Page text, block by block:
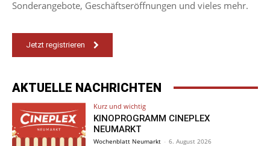
Sonderangebote, Geschäftseröffnungen und vieles mehr.
Jetzt registrieren
AKTUELLE NACHRICHTEN
Kurz und wichtig
KINOPROGRAMM CINEPLEX
NEUMARKT
Wochenblatt Neumarkt - 6. August 2026